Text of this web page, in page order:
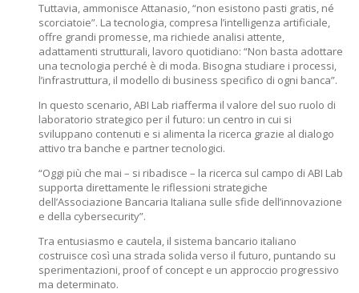
Tuttavia, ammonisce Attanasio, “non esistono pasti gratis, né
scorciatoie”. La tecnologia, compresa l’intelligenza artificiale,
offre grandi promesse, ma richiede analisi attente,
adattamenti strutturali, lavoro quotidiano: “Non basta adottare
una tecnologia perché è di moda. Bisogna studiare i processi,
l’infrastruttura, il modello di business specifico di ogni banca”.
In questo scenario, ABI Lab riafferma il valore del suo ruolo di
laboratorio strategico per il futuro: un centro in cui si
sviluppano contenuti e si alimenta la ricerca grazie al dialogo
attivo tra banche e partner tecnologici.
“Oggi più che mai – si ribadisce – la ricerca sul campo di ABI Lab
supporta direttamente le riflessioni strategiche
dell’Associazione Bancaria Italiana sulle sfide dell’innovazione
e della cybersecurity”.
Tra entusiasmo e cautela, il sistema bancario italiano
costruisce così una strada solida verso il futuro, puntando su
sperimentazioni, proof of concept e un approccio progressivo
ma determinato.